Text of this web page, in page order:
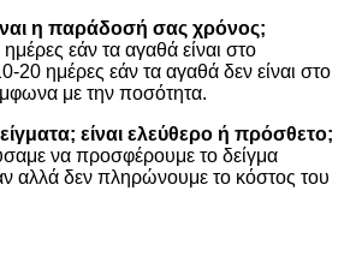
η παράδοσή σας χρόνος;
ημέρες εάν τα αγαθά είναι στο
20 ημέρες εάν τα αγαθά δεν είναι στο
με την ποσότητα.
είναι ελεύθερο ή πρόσθετο;
να προσφέρουμε το δείγμα
αλλά δεν πληρώνουμε το κόστος του